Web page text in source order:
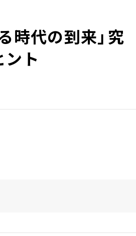
代の到来」――究
ト